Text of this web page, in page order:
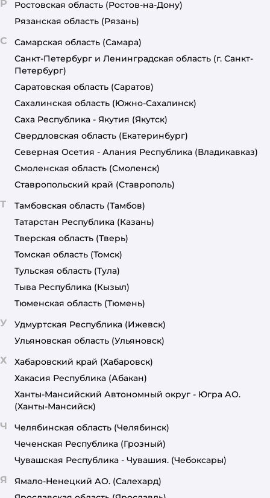
Р Ростовская область (Ростов-на-Дону)
Рязанская область (Рязань)
С Самарская область (Самара)
Санкт-Петербург и Ленинградская область (г. Санкт-
Петербург)
Саратовская область (Саратов)
Сахалинская область (Южно-Сахалинск)
Саха Республика - Якутия (Якутск)
Свердловская область (Екатеринбург)
Северная Осетия - Алания Республика (Владикавказ)
Смоленская область (Смоленск)
Ставропольский край (Ставрополь)
Т Тамбовская область (Тамбов)
Татарстан Республика (Казань)
Тверская область (Тверь)
Томская область (Томск)
Тульская область (Тула)
Тыва Республика (Кызыл)
Тюменская область (Тюмень)
У Удмуртская Республика (Ижевск)
Ульяновская область (Ульяновск)
Х Хабаровский край (Хабаровск)
Хакасия Республика (Абакан)
Ханты-Мансийский Автономный округ - Югра АО.
(Ханты-Мансийск)
Ч Челябинская область (Челябинск)
Чеченская Республика (Грозный)
Чувашская Республика - Чувашия. (Чебоксары)
Я Ямало-Ненецкий АО. (Салехард)